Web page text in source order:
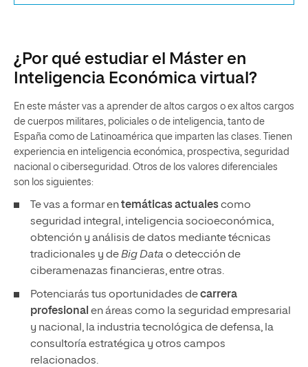
¿Por qué estudiar el Máster en
Inteligencia Económica virtual?
En este máster vas a aprender de altos cargos o ex altos cargos
de cuerpos militares, policiales o de inteligencia, tanto de
España como de Latinoamérica que imparten las clases. Tienen
experiencia en inteligencia económica, prospectiva, seguridad
nacional o ciberseguridad. Otros de los valores diferenciales
son los siguientes:
Te vas a formar entemáticas actualescomo
seguridad integral, inteligencia socioeconómica,
obtención y análisis de datos mediante técnicas
tradicionales y deBig Data o detección de
ciberamenazas financieras, entre otras.
Potenciarás tus oportunidades decarrera
profesional en áreas como la seguridad empresarial
y nacional, la industria tecnológica de defensa, la
consultoría estratégica y otros campos
relacionados.